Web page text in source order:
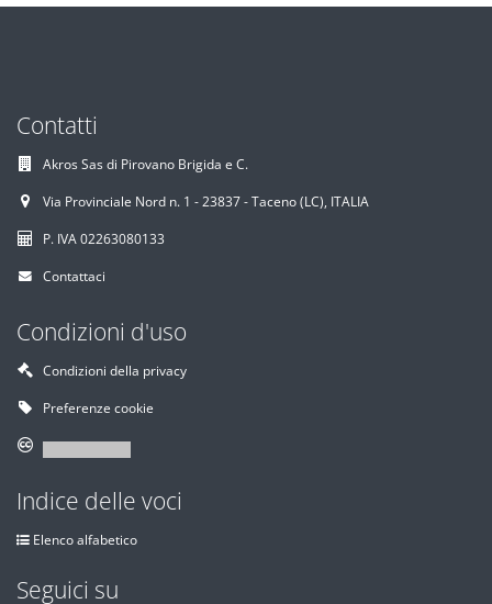
Contatti
Akros Sas di Pirovano Brigida e C.
Via Provinciale Nord n. 1 - 23837 - Taceno (LC), ITALIA
P. IVA 02263080133
Contattaci
Condizioni d'uso
Condizioni della privacy
Preferenze cookie
Indice delle voci
Elenco alfabetico
Seguici su